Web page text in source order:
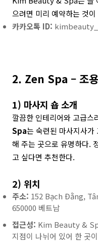
으려면 미리 예약하는 것이
카카오톡 ID:
2. Zen Spa – 조
1) 마사지 숍 소개
깔끔한 인테리어와 고급스
Spa는 숙련된 마사지사가
해 주는 곳으로 유명하다.
고 싶다면 추천한다.
2) 위치
주소: 152 Bạch Đằng,
650000 베트남
접근성: Kim Beauty &
지점이 나뉘어 있어 한 곳